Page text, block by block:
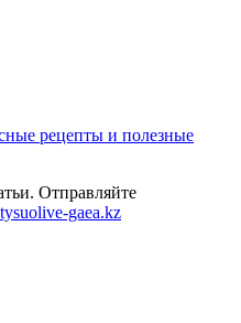
рецепты и полезные
Отправляйте
gaea.kz